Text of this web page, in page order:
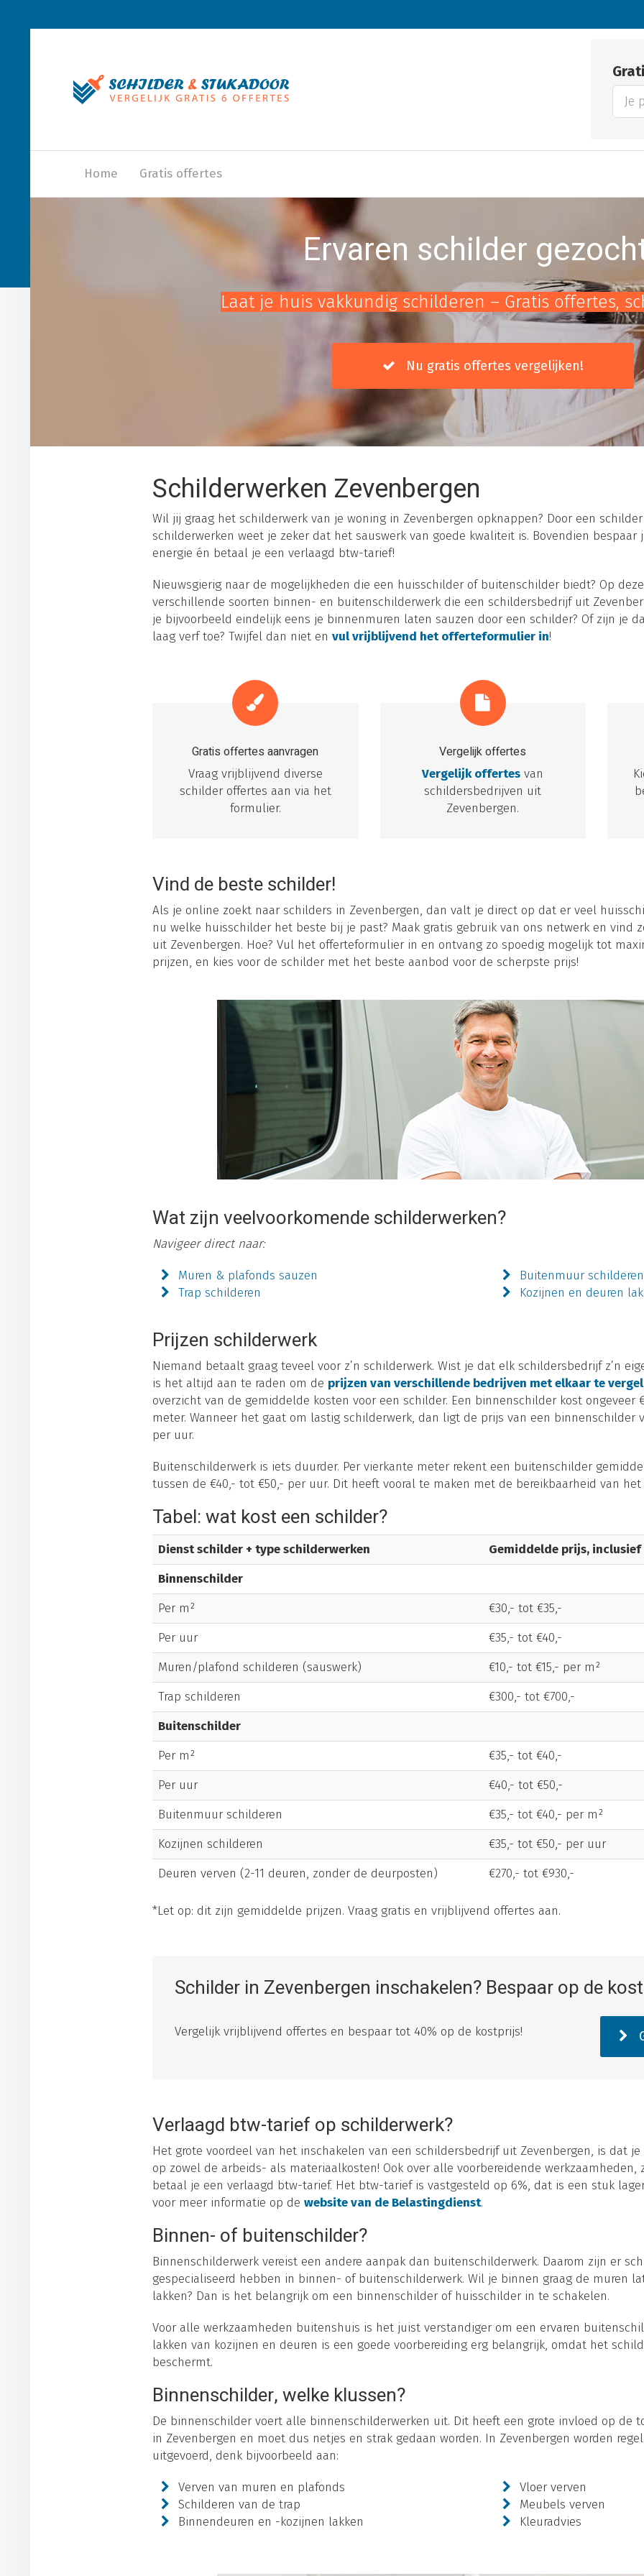
Home Gratis offertes
Ervaren schilder
Laat je huis vakkundig schilderen – Gratis offertes,
Nu gratis offertes vergelijken!
Schilderwerken Zevenbergen
Wil jij graag het schilderwerk van je woning in Zevenbergen opknappen? Door een
schilderwerken weet je zeker dat het sauswerk van goede kwaliteit is. Bovendien
energie én betaal je een verlaagd btw-tarief!
Nieuwsgierig naar de mogelijkheden die een huisschilder of buitenschilder biedt? Op
verschillende soorten binnen- en buitenschilderwerk die een schildersbedrijf uit
je bijvoorbeeld eindelijk eens je binnenmuren laten sauzen door een schilder? Of zijn je
laag verf toe? Twijfel dan niet en vul vrijblijvend het offerteformulier in!
Gratis offertes aanvragen
Vraag vrijblijvend diverse
schilder offertes aan via het
formulier.
Vergelijk offertes
Vergelijk offertes van
schildersbedrijven uit
Zevenbergen.
Vind de beste schilder!
Als je online zoekt naar schilders in Zevenbergen, dan valt je direct op dat er veel
nu welke huisschilder het beste bij je past? Maak gratis gebruik van ons netwerk en vind
uit Zevenbergen. Hoe? Vul het offerteformulier in en ontvang zo spoedig mogelijk tot
prijzen, en kies voor de schilder met het beste aanbod voor de scherpste prijs!
Wat zijn veelvoorkomende schilderwerken?
Navigeer direct naar:
Muren & plafonds sauzen
Trap schilderen
Buitenmuur schilderen
Kozijnen en deuren
Prijzen schilderwerk
Niemand betaalt graag teveel voor z’n schilderwerk. Wist je dat elk schildersbedrijf z’n
is het altijd aan te raden om de prijzen van verschillende bedrijven met elkaar te
overzicht van de gemiddelde kosten voor een schilder. Een binnenschilder kost ongeveer
meter. Wanneer het gaat om lastig schilderwerk, dan ligt de prijs van een binnenschilder
per uur.
Buitenschilderwerk is iets duurder. Per vierkante meter rekent een buitenschilder
tussen de €40,- tot €50,- per uur. Dit heeft vooral te maken met de bereikbaarheid van het
Tabel: wat kost een schilder?
Dienst schilder + type schilderwerken
Gemiddelde prijs,
Binnenschilder
Per m²
€30,- tot €35,-
Per uur
€35,- tot €40,-
Muren/plafond schilderen (sauswerk)
€10,- tot €15,- per m²
Trap schilderen
€300,- tot €700,-
Buitenschilder
Per m²
€35,- tot €40,-
Per uur
€40,- tot €50,-
Buitenmuur schilderen
€35,- tot €40,- per m²
Kozijnen schilderen
€35,- tot €50,- per uur
Deuren verven (2-11 deuren, zonder de deurposten)
€270,- tot €930,-
*Let op: dit zijn gemiddelde prijzen. Vraag gratis en vrijblijvend offertes aan.
Schilder in Zevenbergen inschakelen? Bespaar op de
Vergelijk vrijblijvend offertes en bespaar tot 40% op de kostprijs!
Verlaagd btw-tarief op schilderwerk?
Het grote voordeel van het inschakelen van een schildersbedrijf uit Zevenbergen, is dat
op zowel de arbeids- als materiaalkosten! Ook over alle voorbereidende werkzaamheden,
betaal je een verlaagd btw-tarief. Het btw-tarief is vastgesteld op 6%, dat is een stuk
voor meer informatie op de website van de Belastingdienst.
Binnen- of buitenschilder?
Binnenschilderwerk vereist een andere aanpak dan buitenschilderwerk. Daarom zijn er
gespecialiseerd hebben in binnen- of buitenschilderwerk. Wil je binnen graag de muren
lakken? Dan is het belangrijk om een binnenschilder of huisschilder in te schakelen.
Voor alle werkzaamheden buitenshuis is het juist verstandiger om een ervaren
lakken van kozijnen en deuren is een goede voorbereiding erg belangrijk, omdat het
beschermt.
Binnenschilder, welke klussen?
De binnenschilder voert alle binnenschilderwerken uit. Dit heeft een grote invloed op de
in Zevenbergen en moet dus netjes en strak gedaan worden. In Zevenbergen worden
uitgevoerd, denk bijvoorbeeld aan:
Verven van muren en plafonds
Schilderen van de trap
Binnendeuren en -kozijnen lakken
Vloer verven
Meubels verven
Kleuradvies